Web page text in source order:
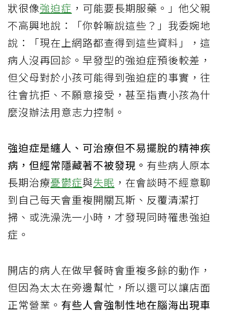
狀很像強迫症 ，可能要長期服藥。」他父親
不高興地說：「你幹嘛說這些？」我委婉地
說：「現在上網路都查得到這些資料」，這
病人沒再回診。早發型的強迫症預後較差，
但父母對於小孩可能得到強迫症的事實，往
往會抗拒、不願意接受，甚至指責小孩為什
麼沒辦法用意志力控制。
強迫症是纏人、可治療但不易擺脫的精神疾
病，但經常隱藏著不被發現。 有些病人原本
長期治療憂鬱症與失眠 ，在會談時不經意聊
到自己每天會重複開關瓦斯、反覆清潔打
掃、或洗澡洗一小時，才發現同時罹患強迫
症。
開店的病人在做早餐時會重複多餘的動作，
但因為太太在旁邊幫忙，所以還可以讓店面
正常營業。 有些人會強制性地在腦海出現車